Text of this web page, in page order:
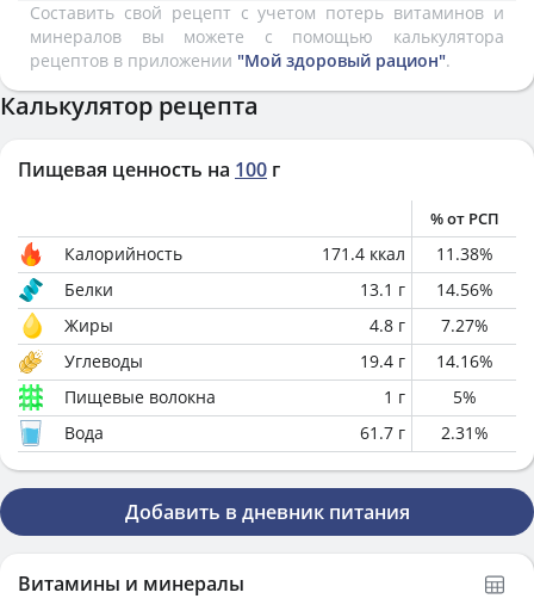
Составить свой рецепт с учетом потерь витаминов и
минералов вы можете с помощью калькулятора
рецептов в приложении "Мой здоровый рацион".
Калькулятор рецепта
Пищевая ценность на 100 г
% от РСП
Калорийность 171.4 ккал 11.38%
Белки
13.1 г 14.56%
Жиры
4.8 г 7.27%
Углеводы
19.4 г 14.16%
Пищевые волокна
1 г 5%
Вода
61.7 г 2.31%
Добавить в дневник питания
Витамины и минералы